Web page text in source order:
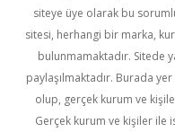
siteye üye olarak bu
sitesi, herhangi bir marka,
bulunmamaktadır. Sitede
paylaşılmaktadır. Burada
olup, gerçek kurum ve
Gerçek kurum ve kişiler